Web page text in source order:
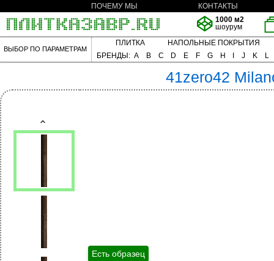
ПОЧЕМУ МЫ
КОНТАКТЫ
1000 м2
шоурум
ВЫБОР ПО ПАРАМЕТРАМ
ПЛИТКА
НАПОЛЬНЫЕ ПОКРЫТИЯ
БРЕНДЫ: A B C D E F G H J K L
41zero42
Есть образец